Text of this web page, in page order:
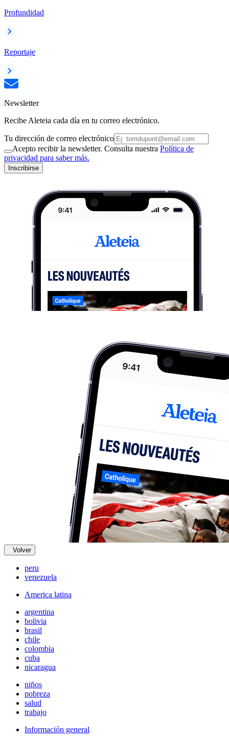
Profundidad
Reportaje
Newsletter
Recibe Aleteia cada día en tu correo electrónico.
Tu dirección de correo electrónico
Acepto recibir la newsletter. Consulta nuestra Política de
privacidad para saber más.
Inscribirse
Volver
peru
venezuela
America latina
argentina
bolivia
brasil
chile
colombia
cuba
nicaragua
niños
pobreza
salud
trabajo
Información general